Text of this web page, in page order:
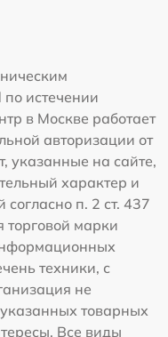
истечении
в Москве работает
авторизации от
указанные на сайте,
характер и
п. 2 ст. 437
марки
техники, с
не
товарных
Все виды